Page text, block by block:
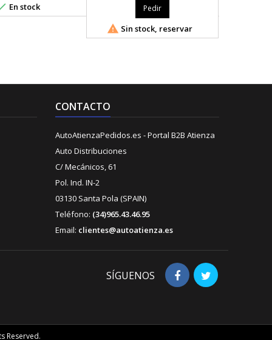
En stock Pedir
 Sin stock, reservar
CONTACTO
AutoAtienzaPedidos.es - Portal B2B Atienza
Auto Distribuciones
C/ Mecánicos, 61
Pol. Ind. IN-2
03130 Santa Pola (SPAIN)
Teléfono: (34)965.43.46.95
Email: clientes@autoatienza.es
SÍGUENOS
Reserved.